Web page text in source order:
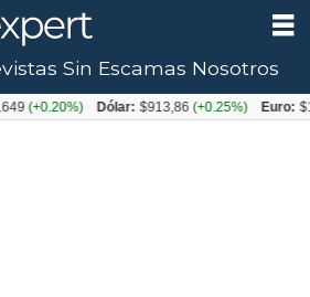
Sin Escamas Nosotros
Dólar: $913,86(+0.25%) Euro: